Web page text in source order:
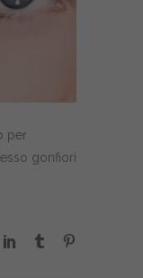
per
gonfiori